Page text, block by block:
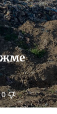
0